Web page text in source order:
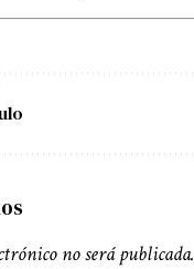
no será publicada.